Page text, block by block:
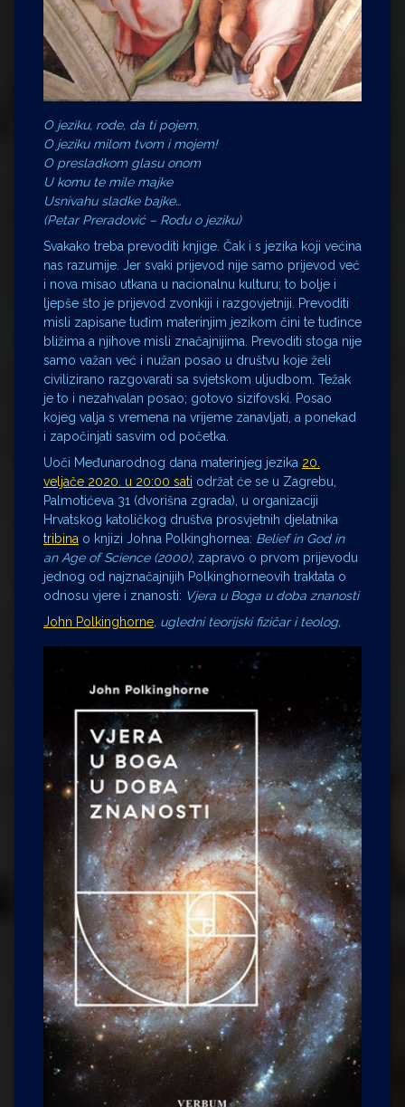
O jeziku, rode, da ti pojem,
O jeziku milom tvom i mojem!
O presladkom glasu onom
U komu te mile majke
Usnivahu sladke bajke…
(Petar Preradović – Rodu o jeziku)
Svakako treba prevoditi knjige. Čak i s jezika koji većina
nas razumije. Jer svaki prijevod nije samo prijevod već
i nova misao utkana u nacionalnu kulturu; to bolje i
ljepše što je prijevod zvonkiji i razgovjetniji. Prevoditi
misli zapisane tuđim materinjim jezikom čini te tuđince
bližima a njihove misli značajnijima. Prevoditi stoga nije
samo važan već i nužan posao u društvu koje želi
civilizirano razgovarati sa svjetskom uljudbom. Težak
je to i nezahvalan posao; gotovo sizifovski. Posao
kojeg valja s vremena na vrijeme zanavljati, a ponekad
i započinjati sasvim od početka.
Uoči Međunarodnog dana materinjeg jezika 20.
veljače 2020. u 20:00 sati održat će se u Zagrebu,
Palmotićeva 31 (dvorišna zgrada), u organizaciji
Hrvatskog katoličkog društva prosvjetnih djelatnika
tribina o knjizi Johna Polkinghornea: Belief in God in
an Age of Science (2000), zapravo o prvom prijevodu
jednog od najznačajnijih Polkinghorneovih traktata o
odnosu vjere i znanosti: Vjera u Boga u doba znanosti
John Polkinghorne, ugledni teorijski fizičar i teolog,